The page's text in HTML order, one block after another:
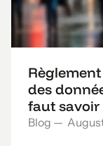
des
faut savoir
Blog —